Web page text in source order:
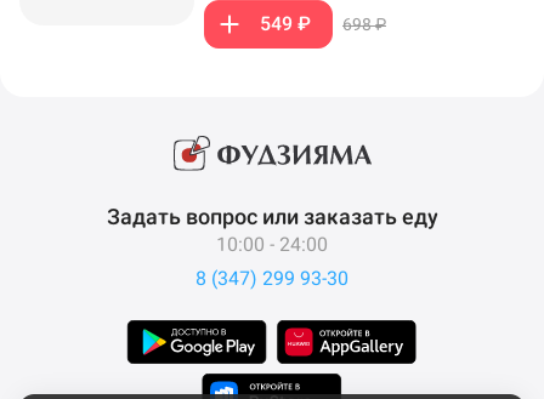
549 ₽ 698 ₽
Задать вопрос или заказать еду
10:00 - 24:00
8 (347) 299 93-30